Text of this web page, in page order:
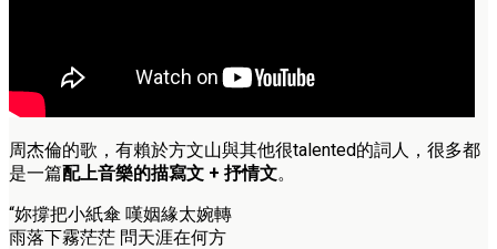
周杰倫的歌，有賴於方文山與其他很talented的詞人，很多都
是一篇配上音樂的描寫文 + 抒情文。
“妳撐把小紙傘 嘆姻緣太婉轉
雨落下霧茫茫 問天涯在何方